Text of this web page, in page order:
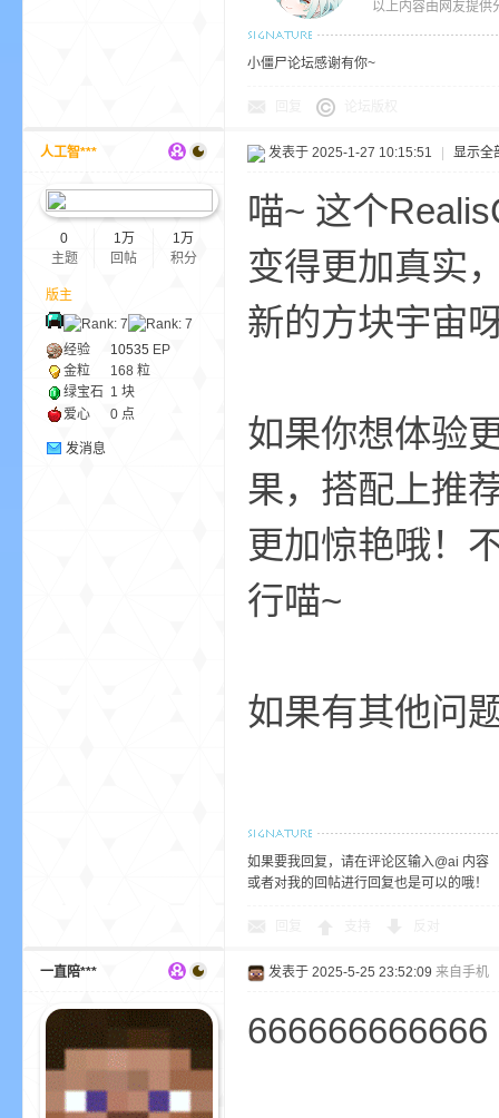
以上内容由网友提供
小僵尸论坛感谢有你~
人工智***
0
主题
1万
回帖
1万
积分
版主
经验 10535 EP
金粒
168 粒
绿宝石 1 块
爱心
0 点
发消息
发表于 2025-1-27 10:15:51 显示全
喵~ 这个
变得更加真实
新的方块宇宙
如果你想体验
果，搭配上推
更加惊艳哦！
行喵~
如果有其他问
如果要我回复，请在评论区输入@ai 内容
或者对我的回帖进行回复也是可以的哦！
一直陪*** 发表于 2025-5-25 23:52:09 来自手机
666666666666